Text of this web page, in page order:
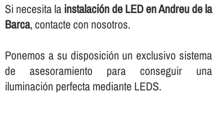
Si necesita lainstalación de LED en Andreu de la
Barca, contacte con nosotros.
Ponemos a su disposición un exclusivo sistema
de asesoramiento para conseguir una
iluminación perfecta mediante LEDS.